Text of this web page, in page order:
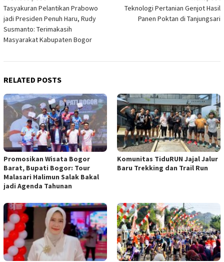
navigation
Tasyakuran Pelantikan Prabowo
jadi Presiden Penuh Haru, Rudy
Susmanto: Terimakasih
Masyarakat Kabupaten Bogor
Teknologi Pertanian Genjot Hasil
Panen Poktan di Tanjungsari
RELATED POSTS
Promosikan Wisata Bogor
Barat, Bupati Bogor: Tour
Malasari Halimun Salak Bakal
jadi Agenda Tahunan
Komunitas TiduRUN Jajal Jalur
Baru Trekking dan Trail Run